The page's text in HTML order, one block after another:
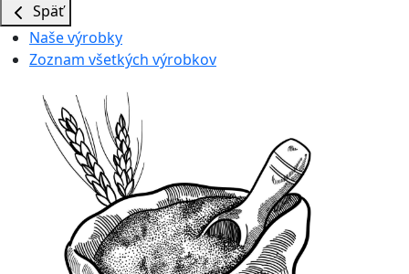
Späť
Naše výrobky
Zoznam všetkých výrobkov